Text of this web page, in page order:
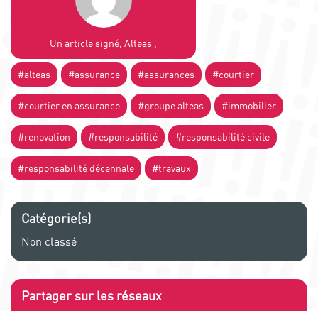
Un article signé, Alteas ,
#alteas #assurance #assurances #courtier
#courtier en assurance #groupe alteas #immobilier
#renovation #responsabilité #responsabilité civile
#responsabilité décennale #travaux
Catégorie(s)
Non classé
Partager sur les réseaux